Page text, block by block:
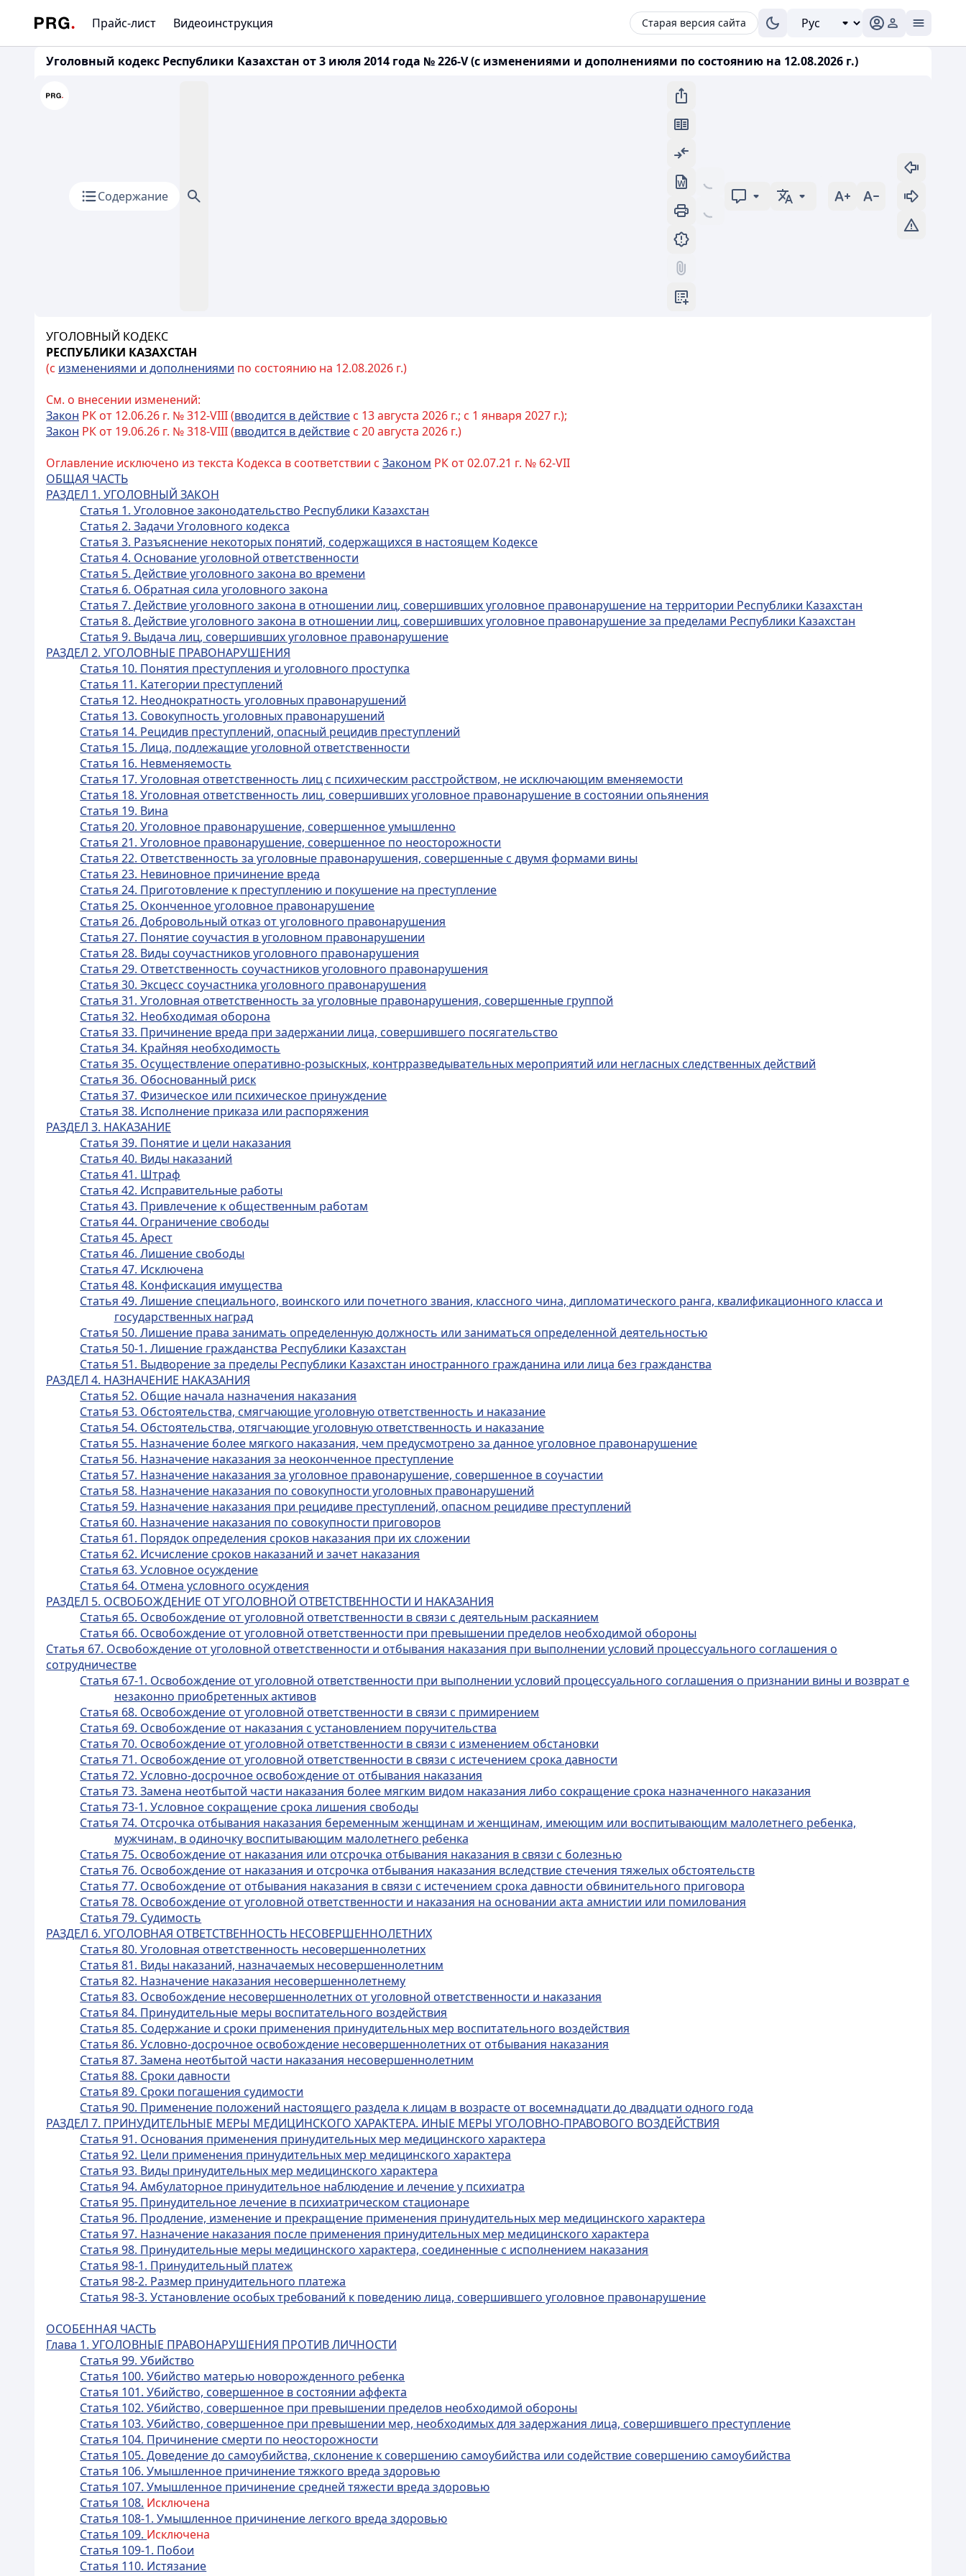
Прайс-лист Видеоинструкция Старая версия сайта
Уголовный кодекс Республики Казахстан от 3 июля 2014 года № 226-V (с изменениями и дополнениями по состоянию на 12.08.2026 г.)
Содержание
УГОЛОВНЫЙ КОДЕКС
РЕСПУБЛИКИ КАЗАХСТАН
(с изменениями и дополнениями по состоянию на 12.08.2026 г.)
См. о внесении изменений:
Закон РК от 12.06.26 г. № 312-VIII (вводится в действие с 13 августа 2026 г.; с 1 января 2027 г.);
Закон РК от 19.06.26 г. № 318-VIII (вводится в действие с 20 августа 2026 г.)
Оглавление исключено из текста Кодекса в соответствии с Законом РК от 02.07.21 г. № 62-VII
ОБЩАЯ ЧАСТЬ
РАЗДЕЛ 1. УГОЛОВНЫЙ ЗАКОН
Статья 1. Уголовное законодательство Республики Казахстан
Статья 2. Задачи Уголовного кодекса
Статья 3. Разъяснение некоторых понятий, содержащихся в настоящем Кодексе
Статья 4. Основание уголовной ответственности
Статья 5. Действие уголовного закона во времени
Статья 6. Обратная сила уголовного закона
Статья 7. Действие уголовного закона в отношении лиц, совершивших уголовное правонарушение на территории Республики Казахстан
Статья 8. Действие уголовного закона в отношении лиц, совершивших уголовное правонарушение за пределами Республики Казахстан
Статья 9. Выдача лиц, совершивших уголовное правонарушение
РАЗДЕЛ 2. УГОЛОВНЫЕ ПРАВОНАРУШЕНИЯ
Статья 10. Понятия преступления и уголовного проступка
Статья 11. Категории преступлений
Статья 12. Неоднократность уголовных правонарушений
Статья 13. Совокупность уголовных правонарушений
Статья 14. Рецидив преступлений, опасный рецидив преступлений
Статья 15. Лица, подлежащие уголовной ответственности
Статья 16. Невменяемость
Статья 17. Уголовная ответственность лиц с психическим расстройством, не исключающим вменяемости
Статья 18. Уголовная ответственность лиц, совершивших уголовное правонарушение в состоянии опьянения
Статья 19. Вина
Статья 20. Уголовное правонарушение, совершенное умышленно
Статья 21. Уголовное правонарушение, совершенное по неосторожности
Статья 22. Ответственность за уголовные правонарушения, совершенные с двумя формами вины
Статья 23. Невиновное причинение вреда
Статья 24. Приготовление к преступлению и покушение на преступление
Статья 25. Оконченное уголовное правонарушение
Статья 26. Добровольный отказ от уголовного правонарушения
Статья 27. Понятие соучастия в уголовном правонарушении
Статья 28. Виды соучастников уголовного правонарушения
Статья 29. Ответственность соучастников уголовного правонарушения
Статья 30. Эксцесс соучастника уголовного правонарушения
Статья 31. Уголовная ответственность за уголовные правонарушения, совершенные группой
Статья 32. Необходимая оборона
Статья 33. Причинение вреда при задержании лица, совершившего посягательство
Статья 34. Крайняя необходимость
Статья 35. Осуществление оперативно-розыскных, контрразведывательных мероприятий или негласных следственных действий
Статья 36. Обоснованный риск
Статья 37. Физическое или психическое принуждение
Статья 38. Исполнение приказа или распоряжения
РАЗДЕЛ 3. НАКАЗАНИЕ
Статья 39. Понятие и цели наказания
Статья 40. Виды наказаний
Статья 41. Штраф
Статья 42. Исправительные работы
Статья 43. Привлечение к общественным работам
Статья 44. Ограничение свободы
Статья 45. Арест
Статья 46. Лишение свободы
Статья 47. Исключена
Статья 48. Конфискация имущества
Статья 49. Лишение специального, воинского или почетного звания, классного чина, дипломатического ранга, квалификационного класса и
государственных наград
Статья 50. Лишение права занимать определенную должность или заниматься определенной деятельностью
Статья 50-1. Лишение гражданства Республики Казахстан
Статья 51. Выдворение за пределы Республики Казахстан иностранного гражданина или лица без гражданства
РАЗДЕЛ 4. НАЗНАЧЕНИЕ НАКАЗАНИЯ
Статья 52. Общие начала назначения наказания
Статья 53. Обстоятельства, смягчающие уголовную ответственность и наказание
Статья 54. Обстоятельства, отягчающие уголовную ответственность и наказание
Статья 55. Назначение более мягкого наказания, чем предусмотрено за данное уголовное правонарушение
Статья 56. Назначение наказания за неоконченное преступление
Статья 57. Назначение наказания за уголовное правонарушение, совершенное в соучастии
Статья 58. Назначение наказания по совокупности уголовных правонарушений
Статья 59. Назначение наказания при рецидиве преступлений, опасном рецидиве преступлений
Статья 60. Назначение наказания по совокупности приговоров
Статья 61. Порядок определения сроков наказания при их сложении
Статья 62. Исчисление сроков наказаний и зачет наказания
Статья 63. Условное осуждение
Статья 64. Отмена условного осуждения
РАЗДЕЛ 5. ОСВОБОЖДЕНИЕ ОТ УГОЛОВНОЙ ОТВЕТСТВЕННОСТИ И НАКАЗАНИЯ
Статья 65. Освобождение от уголовной ответственности в связи с деятельным раскаянием
Статья 66. Освобождение от уголовной ответственности при превышении пределов необходимой обороны
Статья 67. Освобождение от уголовной ответственности и отбывания наказания при выполнении условий процессуального соглашения о
сотрудничестве
Статья 67-1. Освобождение от уголовной ответственности при выполнении условий процессуального соглашения о признании вины и возврат е
незаконно приобретенных активов
Статья 68. Освобождение от уголовной ответственности в связи с примирением
Статья 69. Освобождение от наказания с установлением поручительства
Статья 70. Освобождение от уголовной ответственности в связи с изменением обстановки
Статья 71. Освобождение от уголовной ответственности в связи с истечением срока давности
Статья 72. Условно-досрочное освобождение от отбывания наказания
Статья 73. Замена неотбытой части наказания более мягким видом наказания либо сокращение срока назначенного наказания
Статья 73-1. Условное сокращение срока лишения свободы
Статья 74. Отсрочка отбывания наказания беременным женщинам и женщинам, имеющим или воспитывающим малолетнего ребенка,
мужчинам, в одиночку воспитывающим малолетнего ребенка
Статья 75. Освобождение от наказания или отсрочка отбывания наказания в связи с болезнью
Статья 76. Освобождение от наказания и отсрочка отбывания наказания вследствие стечения тяжелых обстоятельств
Статья 77. Освобождение от отбывания наказания в связи с истечением срока давности обвинительного приговора
Статья 78. Освобождение от уголовной ответственности и наказания на основании акта амнистии или помилования
Статья 79. Судимость
РАЗДЕЛ 6. УГОЛОВНАЯ ОТВЕТСТВЕННОСТЬ НЕСОВЕРШЕННОЛЕТНИХ
Статья 80. Уголовная ответственность несовершеннолетних
Статья 81. Виды наказаний, назначаемых несовершеннолетним
Статья 82. Назначение наказания несовершеннолетнему
Статья 83. Освобождение несовершеннолетних от уголовной ответственности и наказания
Статья 84. Принудительные меры воспитательного воздействия
Статья 85. Содержание и сроки применения принудительных мер воспитательного воздействия
Статья 86. Условно-досрочное освобождение несовершеннолетних от отбывания наказания
Статья 87. Замена неотбытой части наказания несовершеннолетним
Статья 88. Сроки давности
Статья 89. Сроки погашения судимости
Статья 90. Применение положений настоящего раздела к лицам в возрасте от восемнадцати до двадцати одного года
РАЗДЕЛ 7. ПРИНУДИТЕЛЬНЫЕ МЕРЫ МЕДИЦИНСКОГО ХАРАКТЕРА. ИНЫЕ МЕРЫ УГОЛОВНО-ПРАВОВОГО ВОЗДЕЙСТВИЯ
Статья 91. Основания применения принудительных мер медицинского характера
Статья 92. Цели применения принудительных мер медицинского характера
Статья 93. Виды принудительных мер медицинского характера
Статья 94. Амбулаторное принудительное наблюдение и лечение у психиатра
Статья 95. Принудительное лечение в психиатрическом стационаре
Статья 96. Продление, изменение и прекращение применения принудительных мер медицинского характера
Статья 97. Назначение наказания после применения принудительных мер медицинского характера
Статья 98. Принудительные меры медицинского характера, соединенные с исполнением наказания
Статья 98-1. Принудительный платеж
Статья 98-2. Размер принудительного платежа
Статья 98-3. Установление особых требований к поведению лица, совершившего уголовное правонарушение
ОСОБЕННАЯ ЧАСТЬ
Глава 1. УГОЛОВНЫЕ ПРАВОНАРУШЕНИЯ ПРОТИВ ЛИЧНОСТИ
Статья 99. Убийство
Статья 100. Убийство матерью новорожденного ребенка
Статья 101. Убийство, совершенное в состоянии аффекта
Статья 102. Убийство, совершенное при превышении пределов необходимой обороны
Статья 103. Убийство, совершенное при превышении мер, необходимых для задержания лица, совершившего преступление
Статья 104. Причинение смерти по неосторожности
Статья 105. Доведение до самоубийства, склонение к совершению самоубийства или содействие совершению самоубийства
Статья 106. Умышленное причинение тяжкого вреда здоровью
Статья 107. Умышленное причинение средней тяжести вреда здоровью
Статья 108. Исключена
Статья 108-1. Умышленное причинение легкого вреда здоровью
Статья 109. Исключена
Статья 109-1. Побои
Статья 110. Истязание